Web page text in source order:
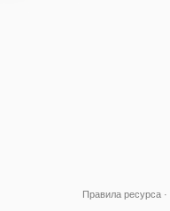
Правила ресурса ·